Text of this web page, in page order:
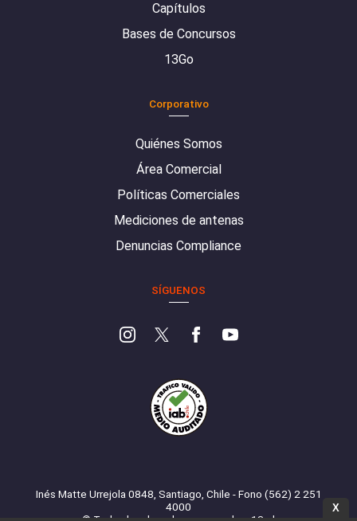
Capítulos
Bases de Concursos
13Go
Corporativo
Quiénes Somos
Área Comercial
Políticas Comerciales
Mediciones de antenas
Denuncias Compliance
SÍGUENOS
Inés Matte Urrejola 0848, Santiago, Chile - Fono (562) 2 251
4000
X